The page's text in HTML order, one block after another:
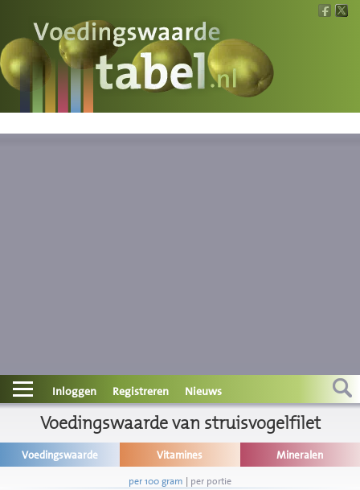
Voedingswaarde
Wat is wat?
Contact
Informatie
Disclaimer
Inloggen Registreren Nieuws
Voedingswaarde van struisvogelfilet
Voedingswaarde Vitamines Mineralen
per 100 gram | per portie